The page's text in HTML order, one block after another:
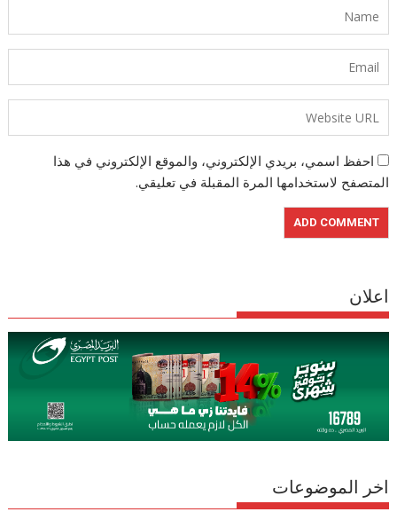
احفظ اسمي، بريدي الإلكتروني، والموقع الإلكتروني في هذا
المتصفح لاستخدامها المرة المقبلة في تعليقي.
اعلان
اخر الموضوعات